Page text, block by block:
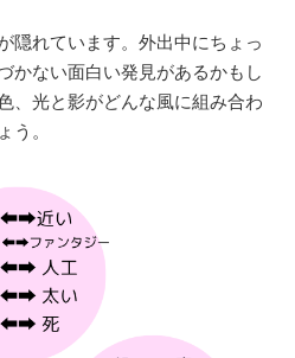
隠れています。外出中にちょっ
かない面白い発見があるかもし
、光と影がどんな風に組み合わ
う。